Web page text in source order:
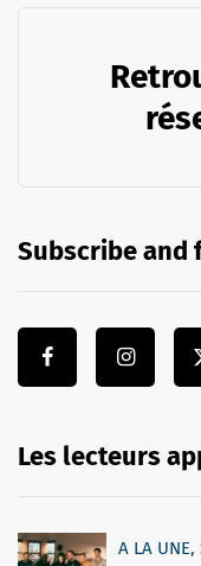
Subscribe and
Les lecteurs
A LA UNE,